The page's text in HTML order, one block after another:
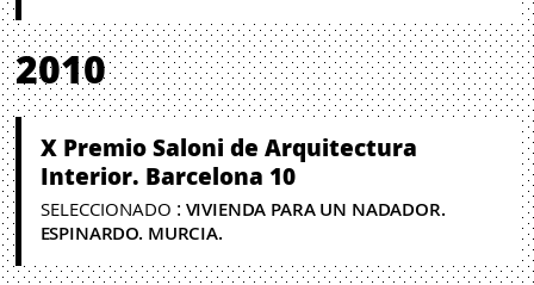
2010
X Premio Saloni de Arquitectura
Interior. Barcelona 10
SELECCIONADO : VIVIENDA PARA UN NADADOR.
ESPINARDO. MURCIA.